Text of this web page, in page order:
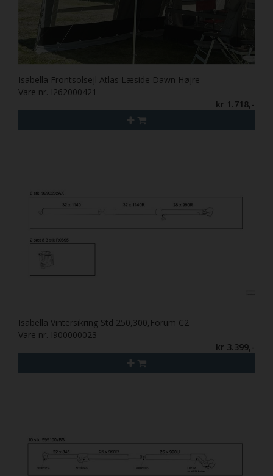
Isabella Frontsolsejl Atlas Læside Dawn Højre
Vare nr. I262000421
kr 1.718,-
Isabella Vintersikring Std 250,300,Forum C2
Vare nr. I900000023
kr 3.399,-